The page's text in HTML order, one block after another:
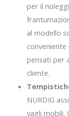
per il
al modello
pensati per
cliente.
NURDIG
vagli mobili.